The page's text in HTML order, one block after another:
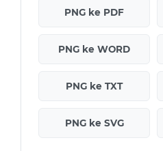
PNG ke PDF
PNG ke WORD
PNG ke TXT
PNG ke SVG